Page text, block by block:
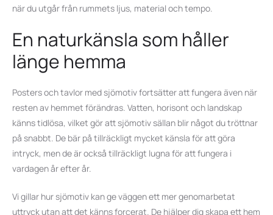
när du utgår från rummets ljus, material och tempo.
En naturkänsla som håller
länge hemma
Posters och tavlor med sjömotiv fortsätter att fungera även när
resten av hemmet förändras. Vatten, horisont och landskap
känns tidlösa, vilket gör att sjömotiv sällan blir något du tröttnar
på snabbt. De bär på tillräckligt mycket känsla för att göra
intryck, men de är också tillräckligt lugna för att fungera i
vardagen år efter år.
Vi gillar hur sjömotiv kan ge väggen ett mer genomarbetat
uttryck utan att det känns forcerat. De hjälper dig skapa ett hem